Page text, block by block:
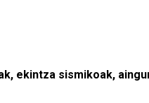
ekintza sismikoak,